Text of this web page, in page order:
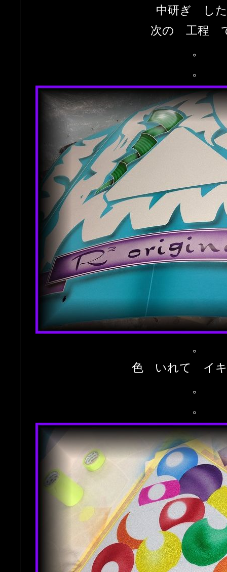
中研ぎ し
次の 工程
。
。
。
色 いれて イ
。
。